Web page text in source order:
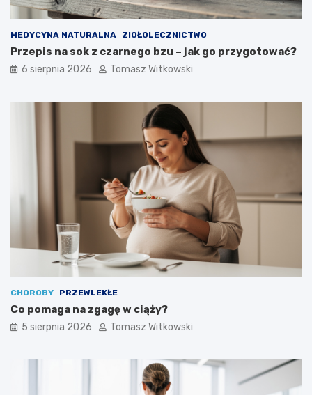
m
o
ż
n
j
s
MEDYCYNA NATURALNA ZIOŁOLECZNICTWO
Przepis na sok z czarnego bzu – jak go przygotować?
6 sierpnia 2026 Tomasz Witkowski
CHOROBY PRZEWLEKŁE
Co pomaga na zgagę w ciąży?
5 sierpnia 2026 Tomasz Witkowski